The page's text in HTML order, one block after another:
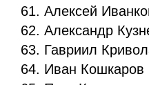
61. Алексей
62. Александр
63. Гавриил
64. Иван Кошкаров